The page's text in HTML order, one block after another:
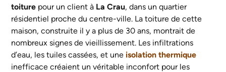
toiture pour un client à La Crau, dans un quartier
résidentiel proche du centre-ville. La toiture de cette
maison, construite il y a plus de 30 ans, montrait de
nombreux signes de vieillissement. Les infiltrations
d’eau, les tuiles cassées, et une isolation thermique
inefficace créaient un véritable inconfort pour les